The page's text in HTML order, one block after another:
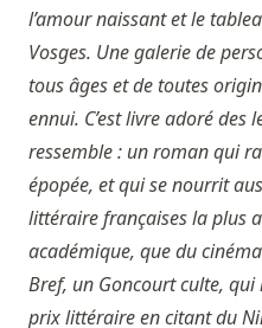
l’amour naissant et le
Vosges. Une galerie de
tous âges et de toutes
ennui. C’est livre adoré des
ressemble : un roman qui
épopée, et qui se nourrit
littéraire françaises la plus
académique, que du
Bref, un Goncourt culte,
prix littéraire en citant du